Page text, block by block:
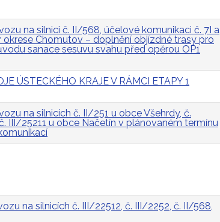
na silnici č. II/568, účelové komunikaci č. 7I a
Chomutov – doplnění objízdné trasy pro
sanace sesuvu svahu před opěrou OP1
ÚSTECKÉHO KRAJE V RÁMCI ETAPY 1
na silnicích č. II/251 u obce Všehrdy, č.
III/25211 u obce Načetín v plánovaném termínu
na silnicích č. III/22512, č. III/2252, č. II/568,